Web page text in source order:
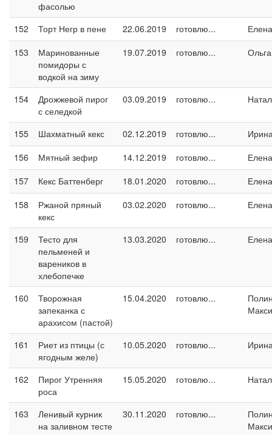
фасолью
152
Торт Негр в пене 22.06.2019 готовлю...
153
Маринованные
помидоры с
водкой на зиму
19.07.2019 готовлю... Ольга
154
Дрожжевой пирог
с селедкой
03.09.2019 готовлю...
155 Шахматный кекс 02.12.2019 готовлю...
156
Мятный зефир 14.12.2019 готовлю...
157
Кекс Баттенберг 18.01.2020 готовлю...
158
Ржаной пряный
кекс
03.02.2020 готовлю...
159
Тесто для
пельменей и
вареников в
хлебопечке
13.03.2020 готовлю...
160
Творожная
запеканка с
арахисом (пастой)
15.04.2020 готовлю...
161
Риет из птицы (с
ягодным желе)
10.05.2020 готовлю...
162
Пирог Утренняя
роса
15.05.2020 готовлю...
163
Ленивый курник
на заливном тесте
30.11.2020 готовлю...